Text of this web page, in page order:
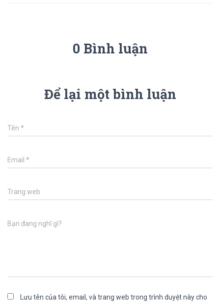
0 Bình luận
Để lại một bình luận
Tên *
Email *
Trang web
Bạn đang nghĩ gì?
Lưu tên của tôi, email, và trang web trong trình duyệt này cho